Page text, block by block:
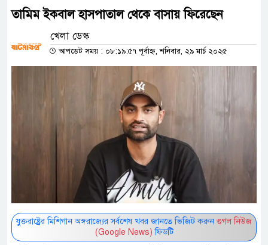
তামিম ইকবাল হাসপাতাল থেকে বাসায় ফিরেছেন
খেলা ডেস্ক
আপডেট সময় : ০৮:১৯:৫৭ পূর্বাহ্ন, শনিবার, ২৯ মার্চ ২০২৫
যুক্তরাষ্ট্রের মিশিগান অঙ্গরাজ্যের সর্বশেষ খবর জানতে ভিজিট করুন গুগল নিউজ
(Google News) ফিডটি